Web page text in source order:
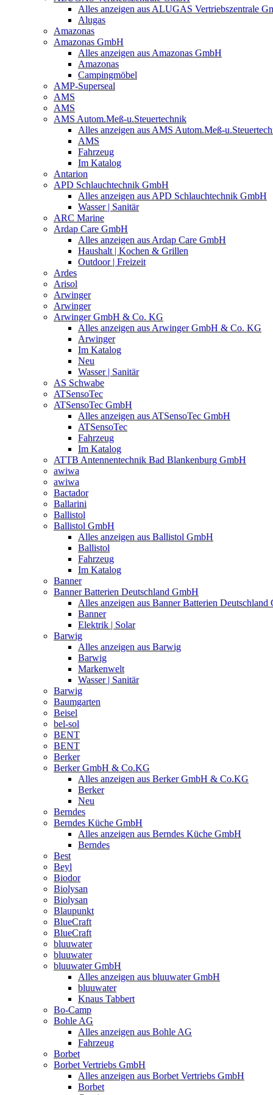
Alles anzeigen aus ALUGAS Vertriebszentrale
Alugas
Amazonas
Amazonas GmbH
Alles anzeigen aus Amazonas GmbH
Amazonas
Campingmöbel
AMP-Superseal
AMS
AMS
AMS Autom.Meß-u.Steuertechnik
Alles anzeigen aus AMS Autom.Meß-
AMS
Fahrzeug
Im Katalog
Antarion
APD Schlauchtechnik GmbH
Alles anzeigen aus APD Schlauchtechnik GmbH
Wasser | Sanitär
ARC Marine
Ardap Care GmbH
Alles anzeigen aus Ardap Care GmbH
Haushalt | Kochen & Grillen
Outdoor | Freizeit
Ardes
Arisol
Arwinger
Arwinger
Arwinger GmbH & Co. KG
Alles anzeigen aus Arwinger GmbH & Co. KG
Arwinger
Im Katalog
Neu
Wasser | Sanitär
AS Schwabe
ATSensoTec
ATSensoTec GmbH
Alles anzeigen aus ATSensoTec GmbH
ATSensoTec
Fahrzeug
Im Katalog
ATTB Antennentechnik Bad Blankenburg GmbH
awiwa
awiwa
Bactador
Ballarini
Ballistol
Ballistol GmbH
Alles anzeigen aus Ballistol GmbH
Ballistol
Fahrzeug
Im Katalog
Banner
Banner Batterien Deutschland GmbH
Alles anzeigen aus Banner Batterien Deutschland
Banner
Elektrik | Solar
Barwig
Alles anzeigen aus Barwig
Barwig
Markenwelt
Wasser | Sanitär
Barwig
Baumgarten
Beisel
bel-sol
BENT
BENT
Berker
Berker GmbH & Co.KG
Alles anzeigen aus Berker GmbH & Co.KG
Berker
Neu
Berndes
Berndes Küche GmbH
Alles anzeigen aus Berndes Küche GmbH
Berndes
Best
Beyl
Biodor
Biolysan
Biolysan
Blaupunkt
BlueCraft
BlueCraft
bluuwater
bluuwater
bluuwater GmbH
Alles anzeigen aus bluuwater GmbH
bluuwater
Knaus Tabbert
Bo-Camp
Bohle AG
Alles anzeigen aus Bohle AG
Fahrzeug
Borbet
Borbet Vertriebs GmbH
Alles anzeigen aus Borbet Vertriebs GmbH
Borbet